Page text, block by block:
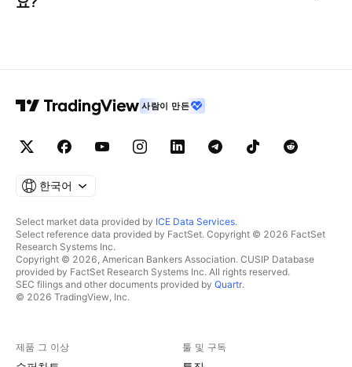
사람이 만든
한국어
Select market data provided by ICE Data Services.
Select reference data provided by FactSet. Copyright © 2026 FactSet
Research Systems Inc.
Copyright © 2026, American Bankers Association. CUSIP Database
provided by FactSet Research Systems Inc. All rights reserved.
SEC filings and other documents provided by Quartr.
© 2026 TradingView, Inc.
제품 그 이상 툴 및 구독